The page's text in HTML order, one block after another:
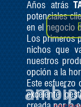
Años atrás
potenciales
en el negocio
Los primeros
nichos que
nuestros
opción a la
Este esfuerzo
excelente
creada por la